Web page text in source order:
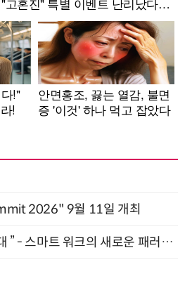
2026" 9월 11일 개최
“AI와 함께 일하는 시대 ” - 스마트 워크의 새로운 패러다임 (9/11)